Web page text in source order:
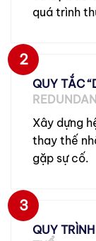
quá trình
2
QUY TẮC
Xây dựng
thay thế
gặp sự cố.
3
QUY